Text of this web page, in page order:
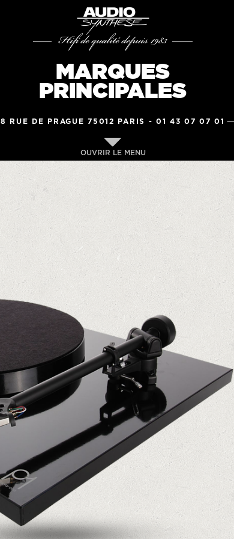
Hifi de qualité depuis 1983
MARQUES
PRINCIPALES
8 RUE DE PRAGUE 75012 PARIS -01 43 07 07 01
OUVRIR LE MENU